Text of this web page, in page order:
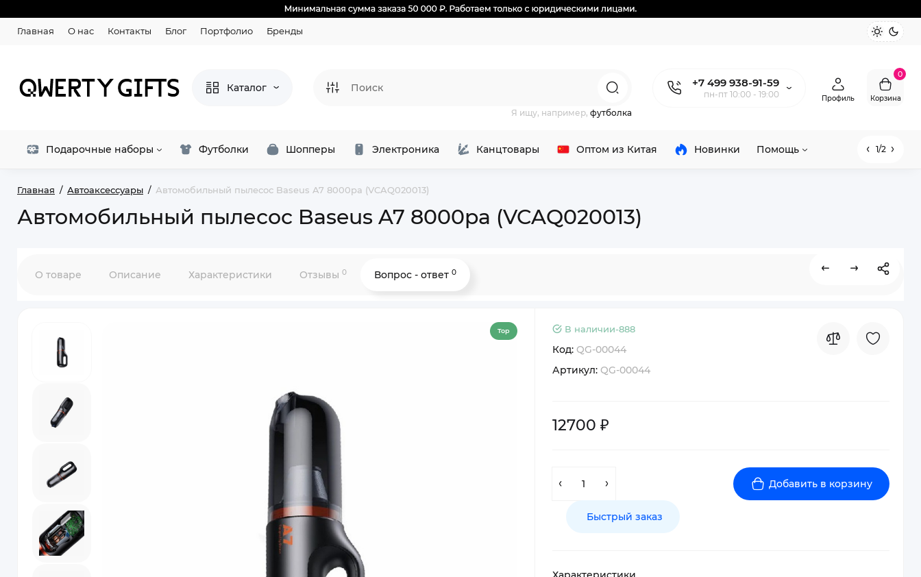
Главная О нас Контакты Блог Портфолио Бренды
Каталог +7 499 938-91-59
пн-пт 10:00 - 19:00
Я ищу, например, футболка
Профиль
0
Корзина
Подарочные наборы Футболки Шопперы Электроника Канцтовары Оптом из Китая Новинки Помощь 1/2
Главная Автоаксессуары Автомобильный пылесос Baseus A7 8000pa (VCAQ020013)
Автомобильный пылесос Baseus A7 8000pa (VCAQ020013)
О товаре Описание Характеристики Отзывы 0 Вопрос - ответ 0
Top В наличии-888
Код: QG-00044
Артикул: QG-00044
12700 ₽
Добавить в корзину
Быстрый заказ